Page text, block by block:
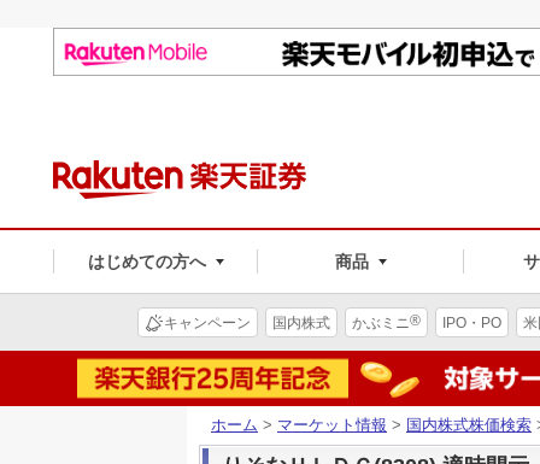
はじめての方へ 商品
キャンペーン 国内株式 かぶミニ® IPO・PO
ホーム > マーケット情報 > 国内株式株価検索